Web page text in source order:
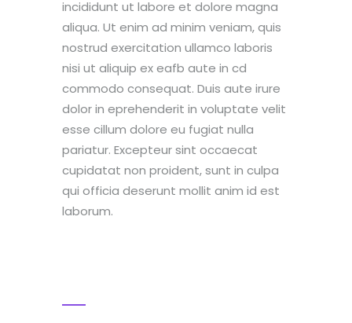
incididunt ut labore et dolore magna
aliqua. Ut enim ad minim veniam, quis
nostrud exercitation ullamco laboris
nisi ut aliquip ex eafb aute in cd
commodo consequat. Duis aute irure
dolor in eprehenderit in voluptate velit
esse cillum dolore eu fugiat nulla
pariatur. Excepteur sint occaecat
cupidatat non proident, sunt in culpa
qui officia deserunt mollit anim id est
laborum.